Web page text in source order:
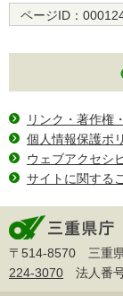
ページID：
リンク・著作権
個人情報保護ポ
ウェブアクセシ
サイトに関する
〒514-8570 三重
224-3070 法人番